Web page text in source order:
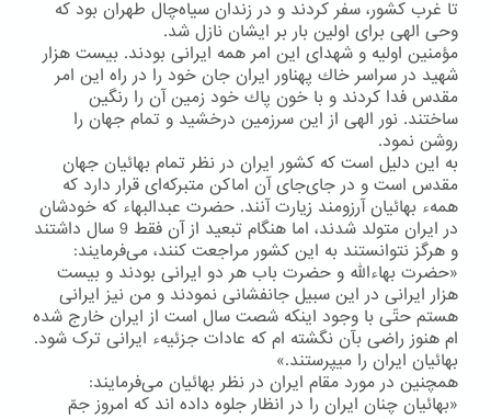
تا غرب كشور، سفر كردند و در زندان سیاه‌چال طهران بود كه
وحی الهی برای اولین بار بر ایشان نازل شد.
مؤمنین اولیه و شهدای این امر همه ایرانی بودند. بیست هزار
شهید در سراسر خاك پهناور ایران جان خود را در راه این امر
مقدس فدا كردند و با خون پاك خود زمین آن را رنگین
ساختند. نور الهی از این سرزمین درخشید و تمام جهان را
روشن نمود.
به این دلیل است كه كشور ایران در نظر تمام بهائیان جهان
مقدس است و در جای‌جای آن اماكن متبركه‌ای قرار دارد كه
همهء بهائیان آرزومند زیارت آنند. حضرت عبدالبهاء كه خودشان
در ایران متولد شدند، اما هنگام تبعید از آن فقط 9 سال داشتند
و هرگز نتوانستند به این كشور مراجعت كنند، می‌فرمایند:
«حضرت بهاءالله و حضرت باب هر دو ایرانی بودند و بیست
هزار ایرانی در این سبیل جانفشانی نمودند و من نیز ایرانی
هستم حتّی با وجود اینکه شصت سال است از ایران خارج شده
ام هنوز راضی بآن نگشته ام که عادات جزئیهء ایرانی ترک شود.
بهائیان ایران را میپرستند.»
همچنین در مورد مقام ایران در نظر بهائیان می‌فرمایند:
«بهائیان چنان ایران را در انظار جلوه داده اند که امروز جمّ